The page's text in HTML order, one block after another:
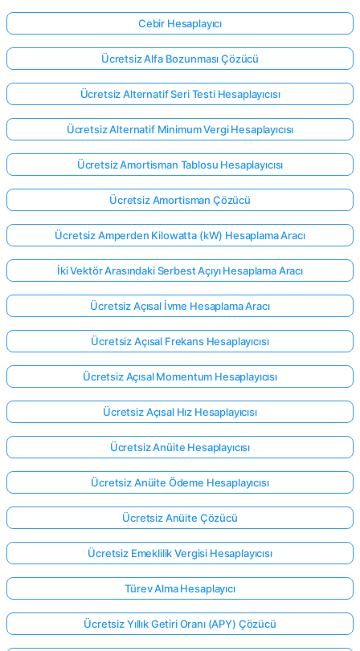
Cebir Hesaplayıcı
Ücretsiz Alfa Bozunması Çözücü
Ücretsiz Alternatif Seri Testi Hesaplayıcısı
Ücretsiz Alternatif Minimum Vergi Hesaplayıcısı
Ücretsiz Amortisman Tablosu Hesaplayıcısı
Ücretsiz Amortisman Çözücü
Ücretsiz Amperden Kilowatta (kW) Hesaplama Aracı
İki Vektör Arasındaki Serbest Açıyı Hesaplama Aracı
Ücretsiz Açısal İvme Hesaplama Aracı
Ücretsiz Açısal Frekans Hesaplayıcısı
Ücretsiz Açısal Momentum Hesaplayıcısı
Ücretsiz Açısal Hız Hesaplayıcısı
Ücretsiz Anüite Hesaplayıcısı
Ücretsiz Anüite Ödeme Hesaplayıcısı
Ücretsiz Anüite Çözücü
Ücretsiz Emeklilik Vergisi Hesaplayıcısı
Türev Alma Hesaplayıcı
Ücretsiz Yıllık Getiri Oranı (APY) Çözücü